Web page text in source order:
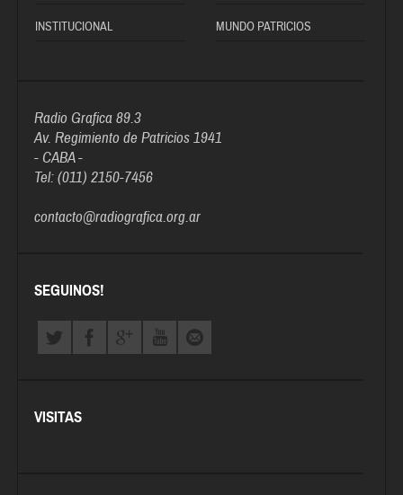
INSTITUCIONAL MUNDO PATRICIOS
Radio Grafica 89.3
Av. Regimiento de Patricios 1941
- CABA -
Tel: (011) 2150-7456
contacto@radiografica.org.ar
SEGUINOS!
VISITAS